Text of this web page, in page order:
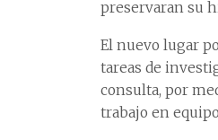
preservaran su
El nuevo lugar
tareas de
consulta, por
trabajo en